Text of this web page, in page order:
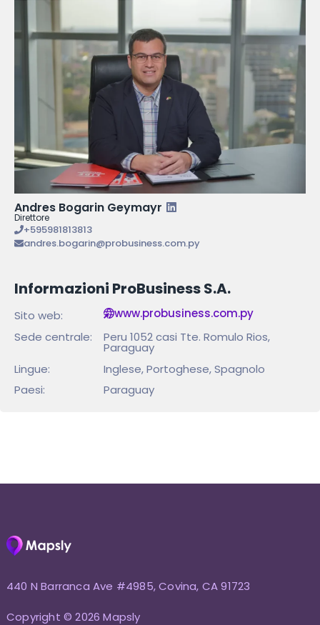
Andres Bogarin Geymayr
Direttore
+595981813813
andres.bogarin@probusiness.com.py
Informazioni ProBusiness S.A.
Sito web:
www.probusiness.com.py
Sede centrale:
Peru 1052 casi Tte. Romulo Rios,
Paraguay
Lingue:
Inglese, Portoghese, Spagnolo
Paesi:
Paraguay
440 N Barranca Ave #4985, Covina, CA 91723
Copyright © 2026 Mapsly